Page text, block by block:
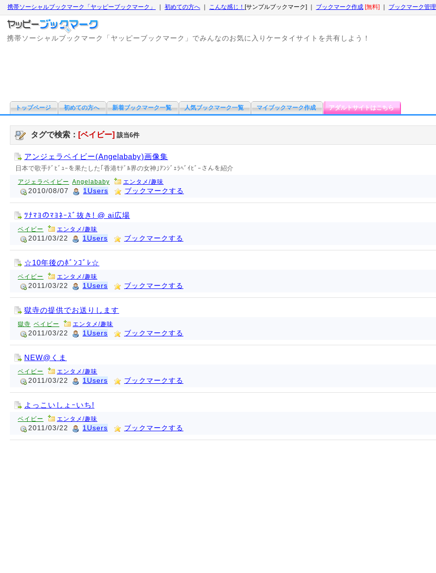
携帯ソーシャルブックマーク「ヤッピーブックマーク」 初めての方へ こんな感じ！ [サンプルブックマーク] ｜ ブックマーク作成 [無料] ブックマーク管理
携帯ソーシャルブックマーク「ヤッピーブックマーク」でみんなのお気に入りケータイサイトを共有しよう！
トップページ 初めての方へ 新着ブックマーク一覧 人気ブックマーク一覧 マイブックマーク作成 アダルトサイトはこちら
タグで検索： [ベイビー] 該当6件
アンジェラベイビー(Angelababy)画像集
日本で歌手ﾃﾞﾋﾞｭｰを果たした｢香港ﾓﾃﾞﾙ界の女神｣ｱﾝｼﾞｪﾗﾍﾞｲﾋﾞｰさんを紹介
アジェラベイビー Angelababy エンタメ/趣味
2010/08/07 1Users ブックマークする
ﾂﾅﾏﾖのﾏﾖﾈｰｽﾞ抜き! @ ai広場
ベイビー エンタメ/趣味
2011/03/22 1Users ブックマークする
☆10年後のﾎﾞﾝｺﾞﾚ☆
ベイビー エンタメ/趣味
2011/03/22 1Users ブックマークする
獄寺の提供でお送りします
獄寺 ベイビー エンタメ/趣味
2011/03/22 1Users ブックマークする
NEW@くま
ベイビー エンタメ/趣味
2011/03/22 1Users ブックマークする
よっこいしょｰいち!
ベイビー エンタメ/趣味
2011/03/22 1Users ブックマークする